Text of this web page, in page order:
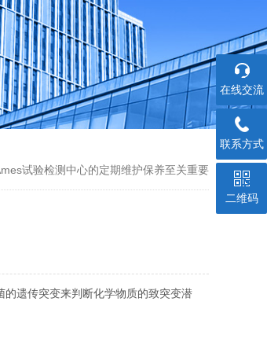
试验检测中心的定期维护保养至关重要
遗传突变来判断化学物质的致突变潜
在线交流
联系方式
二维码